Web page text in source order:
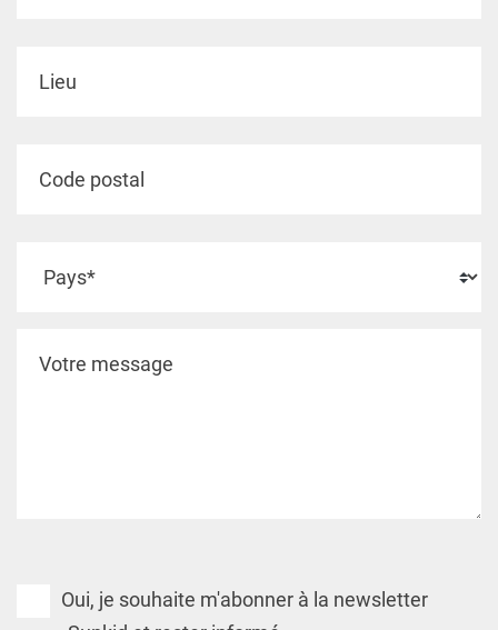
Oui, je souhaite m'abonner à la newsletter